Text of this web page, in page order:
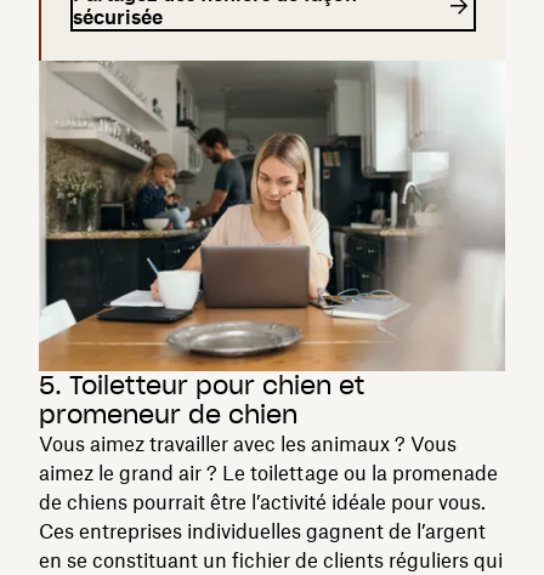
sécurisée
5. Toiletteur pour chien et
promeneur de chien
Vous aimez travailler avec les animaux ? Vous
aimez le grand air ? Le toilettage ou la promenade
de chiens pourrait être l’activité idéale pour vous.
Ces entreprises individuelles gagnent de l’argent
en se constituant un fichier de clients réguliers qui